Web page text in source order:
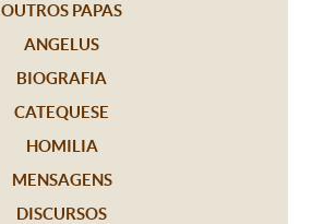
OUTROS PAPAS
ANGELUS
BIOGRAFIA
CATEQUESE
HOMILIA
MENSAGENS
DISCURSOS